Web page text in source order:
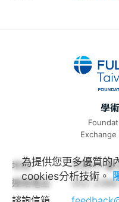
學
地址
100011 臺
連絡電話
(02)
為提供您更多優質的
cookies分析技術。